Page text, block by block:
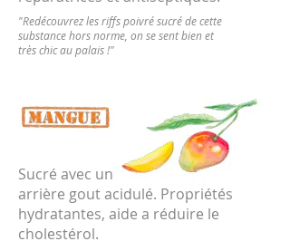
"Redécouvrez les riffs poivré sucré de cette
substance hors norme, on se sent bien et
très chic au palais !"
Sucré avec un
arrière gout acidulé. Propriétés
hydratantes, aide a réduire le
cholestérol.